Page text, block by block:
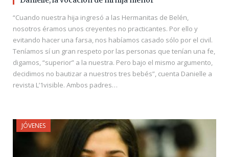
“Cuando nuestra hija ingresó a las Hermanitas de Belén,
nosotros éramos unos creyentes no practicantes. Por ello y
evitando hacer una farsa, nos habíamos casado sólo por el civil.
Teníamos sí un gran respeto por las personas que tenían una fe,
digamos, “superior” a la nuestra. Pero bajo el mismo argumento,
decidimos no bautizar a nuestros tres bebés”, cuenta Danielle a
revista L’1visible. Ambos padres…
JÓVENES